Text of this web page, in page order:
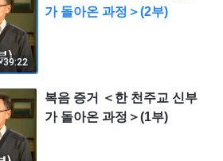
39:22
가 돌아온 과정＞(2부)
복음 증거 ＜한 천주교 신부
가 돌아온 과정＞(1부)